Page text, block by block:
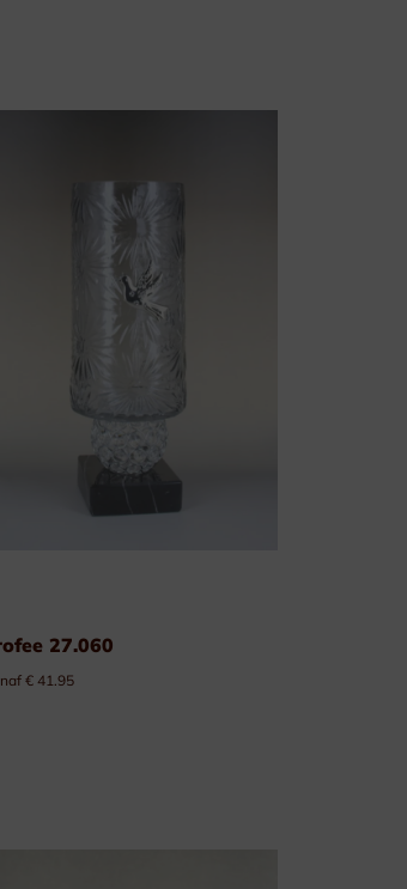
27.060
€ 41.95